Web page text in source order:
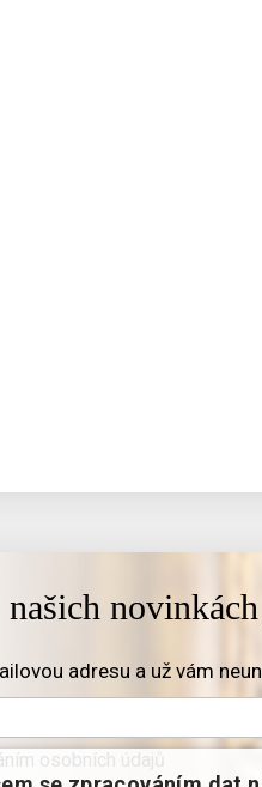
našich
adresu a už vám
osobních údajů